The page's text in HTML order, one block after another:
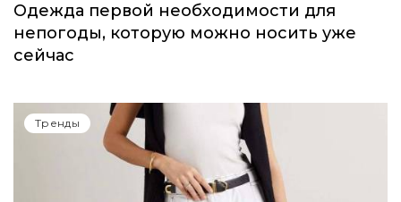
Одежда первой необходимости для
непогоды, которую можно носить уже
сейчас
Тренды